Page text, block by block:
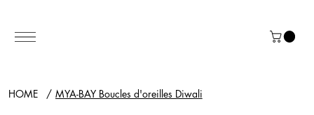
HOME / MYA-BAY Boucles d'oreilles Diwali